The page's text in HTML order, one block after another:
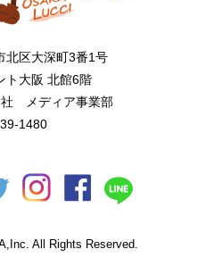
北区大深町3番1号
ト大阪 北館6階
社 メディア事業部
1480
All Rights Reserved.